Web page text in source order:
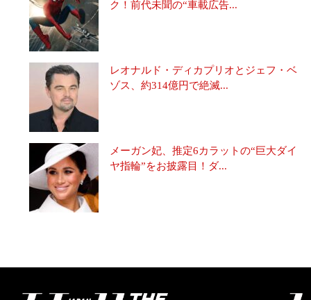
ク！前代未聞の“車載広告...
レオナルド・ディカプリオとジェフ・ベ
ゾス、約314億円で絶滅...
メーガン妃、推定6カラットの“巨大ダイ
ヤ指輪”をお披露目！ダ...